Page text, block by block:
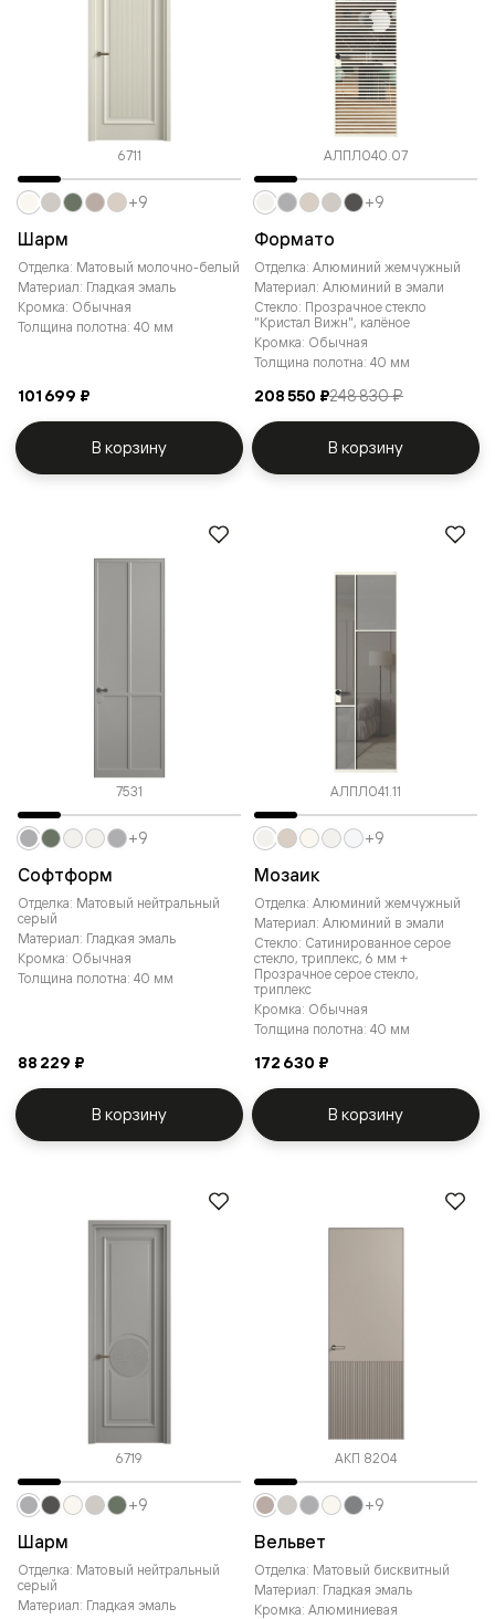
6711
Шарм
Отделка: Матовый молочно-белый
Материал: Гладкая эмаль
Кромка: Обычная
Толщина полотна: 40 мм
101 699 ₽
+9
В корзину
АЛПЛ040.07
Формато
Отделка: Алюминий жемчужный
Материал: Алюминий в эмали
Стекло: Прозрачное стекло
"Кристал Вижн", калёное
Кромка: Обычная
Толщина полотна: 40 мм
208 550 ₽248 830 ₽
+9
В корзину
7531
Софтформ
Отделка: Матовый нейтральный
серый
Материал: Гладкая эмаль
Кромка: Обычная
Толщина полотна: 40 мм
88 229 ₽
+9
В корзину
АЛПЛ041.11
Мозаик
Отделка: Алюминий жемчужный
Материал: Алюминий в эмали
Стекло: Сатинированное серое
стекло, триплекс, 6 мм +
Прозрачное серое стекло,
триплекс
Кромка: Обычная
Толщина полотна: 40 мм
172 630 ₽
+9
В корзину
6719
Шарм
Отделка: Матовый нейтральный
серый
Материал: Гладкая эмаль
+9
АКП 8204
Вельвет
Отделка: Матовый бисквитный
Материал: Гладкая эмаль
Кромка: Алюминиевая
+9